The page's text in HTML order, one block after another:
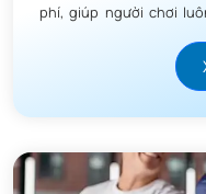
phí, giúp người chơi